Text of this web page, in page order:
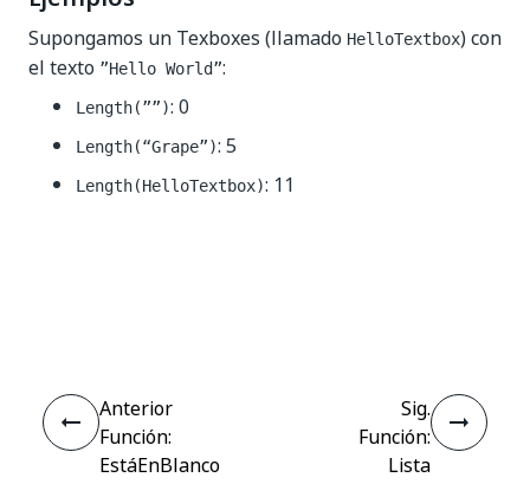
Supongamos un Texboxes (llamado HelloTextbox) con
el texto ”Hello World”:
Length(””): 0
Length(“Grape”): 5
Length(HelloTextbox): 11
Anterior
Función:
EstáEnBlanco
Sig.
Función:
Lista